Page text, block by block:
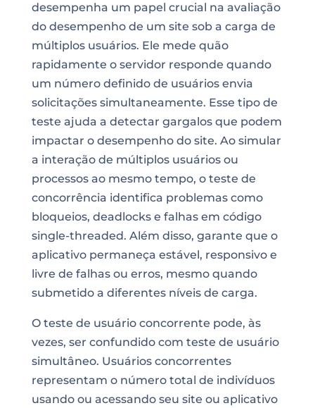
desempenha um papel crucial na avaliação
do desempenho de um site sob a carga de
múltiplos usuários. Ele mede quão
rapidamente o servidor responde quando
um número definido de usuários envia
solicitações simultaneamente. Esse tipo de
teste ajuda a detectar gargalos que podem
impactar o desempenho do site. Ao simular
a interação de múltiplos usuários ou
processos ao mesmo tempo, o teste de
concorrência identifica problemas como
bloqueios, deadlocks e falhas em código
single-threaded. Além disso, garante que o
aplicativo permaneça estável, responsivo e
livre de falhas ou erros, mesmo quando
submetido a diferentes níveis de carga.
O teste de usuário concorrente pode, às
vezes, ser confundido com teste de usuário
simultâneo. Usuários concorrentes
representam o número total de indivíduos
usando ou acessando seu site ou aplicativo